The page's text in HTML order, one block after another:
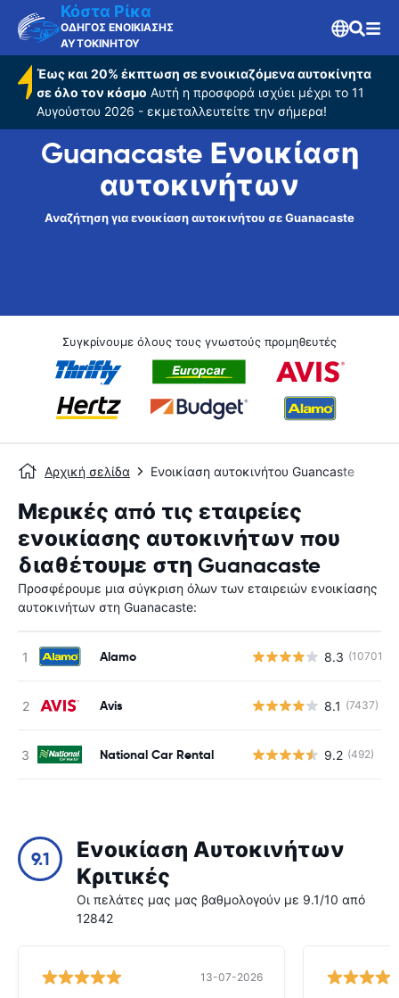
Κόστα Ρίκα
ΟΔΗΓΟΣ ΕΝΟΙΚΙΑΣΗΣ
ΑΥΤΟΚΙΝΗΤΟΥ
Έως και 20% έκπτωση σε ενοικιαζόμενα αυτοκίνητα
σε όλο τον κόσμο Αυτή η προσφορά ισχύει μέχρι το 11
Αυγούστου 2026 - εκμεταλλευτείτε την σήμερα!
Guanacaste Ενοικίαση
αυτοκινήτων
Αναζήτηση για ενοικίαση αυτοκινήτου σε Guanacaste
Συγκρίνουμε όλους τους γνωστούς προμηθευτές
Αρχική σελίδα Ενοικίαση αυτοκινήτου Guancaste
Μερικές από τις εταιρείες
ενοικίασης αυτοκινήτων που
διαθέτουμε στη Guanacaste
Προσφέρουμε μια σύγκριση όλων των εταιρειών ενοικίασης
αυτοκινήτων στη Guanacaste:
Alamo 8.3 (10701)
Avis 8.1 (7437)
National Car Rental 9.2 (492)
9.1
Ενοικίαση Αυτοκινήτων
Κριτικές
Οι πελάτες μας μας βαθμολογούν με 9.1/10 από
12842
13-07-2026